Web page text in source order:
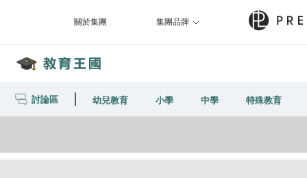
關於集團 集團品牌
討論區 幼兒教育 小學 中學 特殊教育